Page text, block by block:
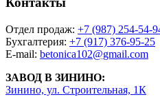
Отдел продаж: +7 (987) 254-54-
Бухгалтерия: +7 (917) 376-95-25
E-mail: betonica102@gmail.com
ЗАВОД В ЗИНИНО:
Зинино, ул. Строительная, 1К